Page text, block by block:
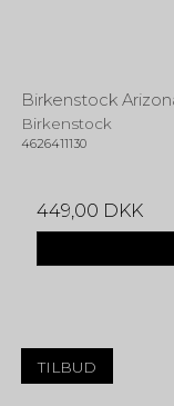
Birkenstock
Birkenstock
4626411130
449,00 DKK
TILBUD